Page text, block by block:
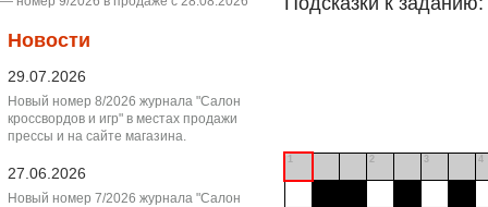
Новости
29.07.2026
Новый номер 8/2026 журнала "Салон
кроссвордов и игр" в местах продажи
прессы и на сайте магазина.
27.06.2026
Новый номер 7/2026 журнала "Салон
1 2 3 4